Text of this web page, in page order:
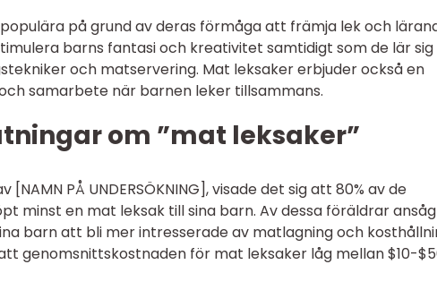
på grund av deras förmåga att främja lek och
barns fantasi och kreativitet samtidigt som de lär sig
och matservering. Mat leksaker erbjuder också en
samarbete när barnen leker tillsammans.
om ”mat leksaker”
PÅ UNDERSÖKNING], visade det sig att 80% av de
minst en mat leksak till sina barn. Av dessa föräldrar ansåg
barn att bli mer intresserade av matlagning och
genomsnittskostnaden för mat leksaker låg mellan $10-